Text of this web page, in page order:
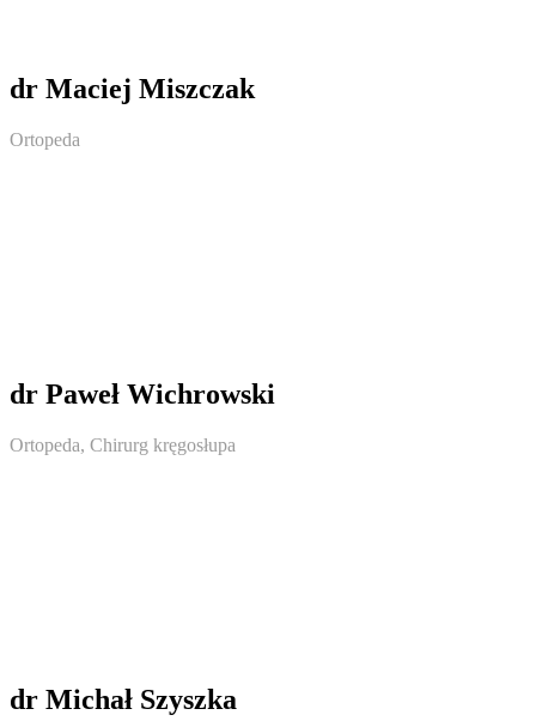
dr Maciej Miszczak
Ortopeda
dr Paweł Wichrowski
Ortopeda, Chirurg kręgosłupa
dr Michał Szyszka